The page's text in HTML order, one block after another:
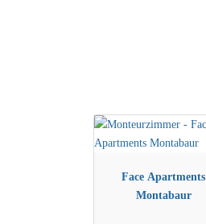
Face Apartments
Montabaur